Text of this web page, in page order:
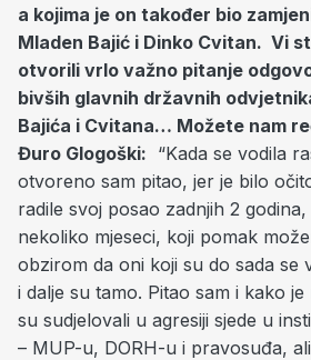
a kojima je on također bio
Mladen Bajić i Dinko Cvitan. Vi
otvorili vrlo važno pitanje
bivših glavnih državnih
Bajića i Cvitana… Možete nam
Đuro Glogoški: “Kada se vodila
otvoreno sam pitao, jer je bilo
radile svoj posao zadnjih 2
nekoliko mjeseci, koji pomak
obzirom da oni koji su do sada se
i dalje su tamo. Pitao sam i kako
su sudjelovali u agresiji sjede u
– MUP-u, DORH-u i pravosuđa,